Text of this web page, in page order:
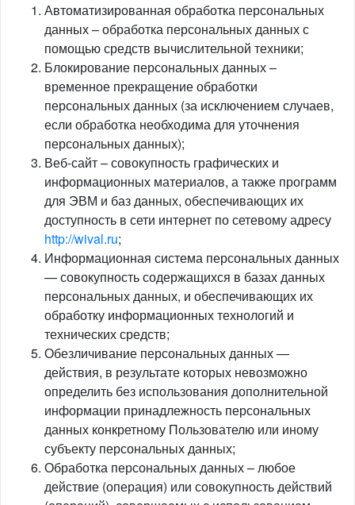
Автоматизированная обработка персональных
данных – обработка персональных данных с
помощью средств вычислительной техники;
Блокирование персональных данных –
временное прекращение обработки
персональных данных (за исключением случаев,
если обработка необходима для уточнения
персональных данных);
Веб-сайт – совокупность графических и
информационных материалов, а также программ
для ЭВМ и баз данных, обеспечивающих их
доступность в сети интернет по сетевому адресу
http://wival.ru;
Информационная система персональных данных
— совокупность содержащихся в базах данных
персональных данных, и обеспечивающих их
обработку информационных технологий и
технических средств;
Обезличивание персональных данных —
действия, в результате которых невозможно
определить без использования дополнительной
информации принадлежность персональных
данных конкретному Пользователю или иному
субъекту персональных данных;
Обработка персональных данных – любое
действие (операция) или совокупность действий